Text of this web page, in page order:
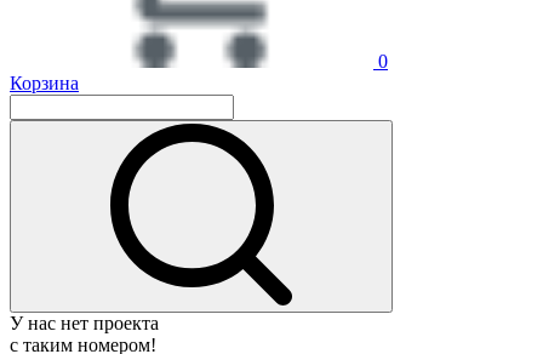
0
Корзина
У нас нет проекта
с таким номером!